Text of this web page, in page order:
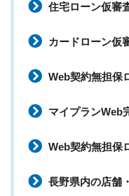
住宅ローン仮審
カードローン仮
Web契約無担保
マイプランWeb
Web契約無担保
長野県内の店舗